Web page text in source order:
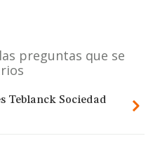
preguntas que se
Teblanck Sociedad